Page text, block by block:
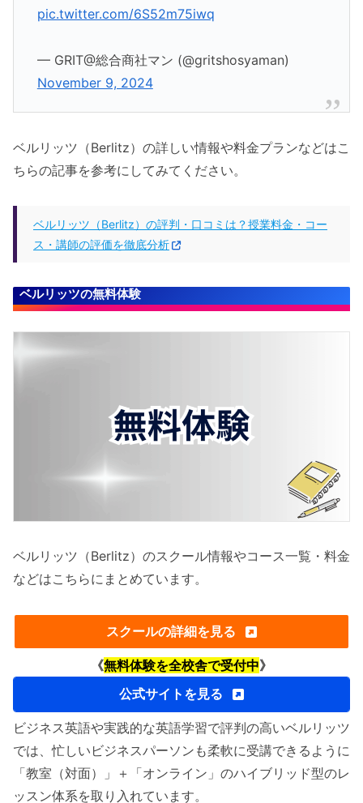
pic.twitter.com/6S52m75iwq
— GRIT@総合商社マン (@gritshosyaman)
November 9, 2024
ベルリッツ（Berlitz）の詳しい情報や料金プランなどはこ
ちらの記事を参考にしてみてください。
ベルリッツ（Berlitz）の評判・口コミは？授業料金・コー
ス・講師の評価を徹底分析
ベルリッツの無料体験
ベルリッツ（Berlitz）のスクール情報やコース一覧・料金
などはこちらにまとめています。
スクールの詳細を見る
《無料体験を全校舎で受付中》
公式サイトを見る
ビジネス英語や実践的な英語学習で評判の高いベルリッツ
では、忙しいビジネスパーソンも柔軟に受講できるように
「教室（対面）」＋「オンライン」のハイブリッド型のレ
ッスン体系を取り入れています。